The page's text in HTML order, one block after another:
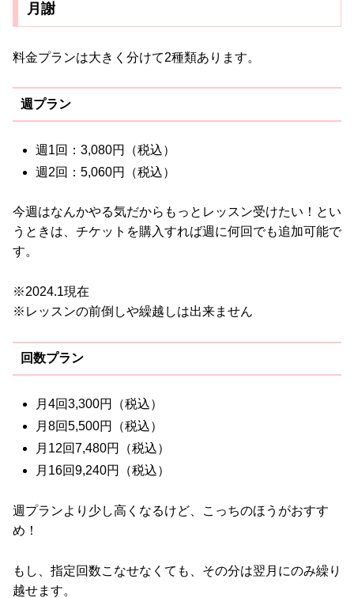
月謝
料金プランは大きく分けて2種類あります。
週プラン
週1回：3,080円（税込）
週2回：5,060円（税込）
今週はなんかやる気だからもっとレッスン受けたい！とい
うときは、チケットを購入すれば週に何回でも追加可能で
す。
※2024.1現在
※レッスンの前倒しや繰越しは出来ません
回数プラン
月4回3,300円（税込）
月8回5,500円（税込）
月12回7,480円（税込）
月16回9,240円（税込）
週プランより少し高くなるけど、こっちのほうがおすす
め！
もし、指定回数こなせなくても、その分は翌月にのみ繰り
越せます。